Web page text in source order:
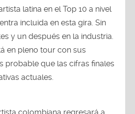
latina en el Top 10 a nivel
incluida en esta gira. Sin
y un después en la industria.
en pleno tour con sus
probable que las cifras finales
actuales.
colombiana regresará a